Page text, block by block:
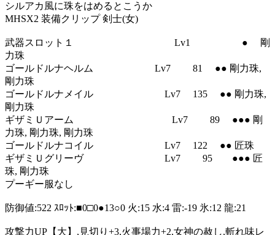
シルアカ風に珠をはめるとこうか
MHSX2 装備クリップ 剣士(女)
武器スロット１ Lv1 ● 剛
力珠
ゴールドルナヘルム Lv7 81 ●● 剛力珠,
剛力珠
ゴールドルナメイル Lv7 135 ●● 剛力珠,
剛力珠
ギザミＵアーム Lv7 89 ●●● 剛
力珠, 剛力珠, 剛力珠
ゴールドルナコイル Lv7 122 ●● 匠珠
ギザミＵグリーヴ Lv7 95 ●●● 匠
珠, 剛力珠
プーギー服なし
防御値:522 ｽﾛｯﾄ:■0□0●13○0 火:15 水:4 雷:-19 氷:12 龍:21
攻撃力UP【大】,見切り+3,火事場力+2,女神の赦し,斬れ味レ